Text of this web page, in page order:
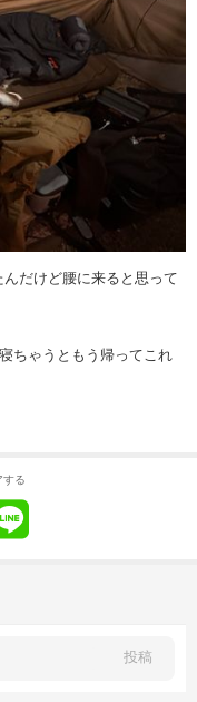
だけど腰に来ると思って
ちゃうともう帰ってこれ
する
投稿